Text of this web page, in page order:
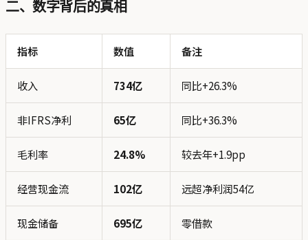
二、数字背后的真相
指标 数值 备注
收入 734亿 同比+26.3%
非IFRS净利 65亿 同比+36.3%
毛利率 24.8% 较去年+1.9pp
经营现金流 102亿 远超净利润54亿
现金储备 695亿 零借款